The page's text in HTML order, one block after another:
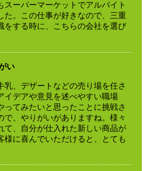
スーパーマーケットでアルバイト
た。この仕事が好きなので、三重
をする時に、こちらの会社を選び
い
乳、デザートなどの売り場を任さ
イデアや意見を述べやすい職場
ってみたいと思ったことに挑戦さ
で、やりがいがありますね。様々
て、自分が仕入れた新しい商品が
様に喜んでいただけると、とても